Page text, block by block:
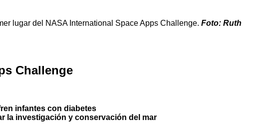
lugar del NASA International Space Apps Challenge. Foto: Ruth
Challenge
infantes con diabetes
la investigación y conservación del mar